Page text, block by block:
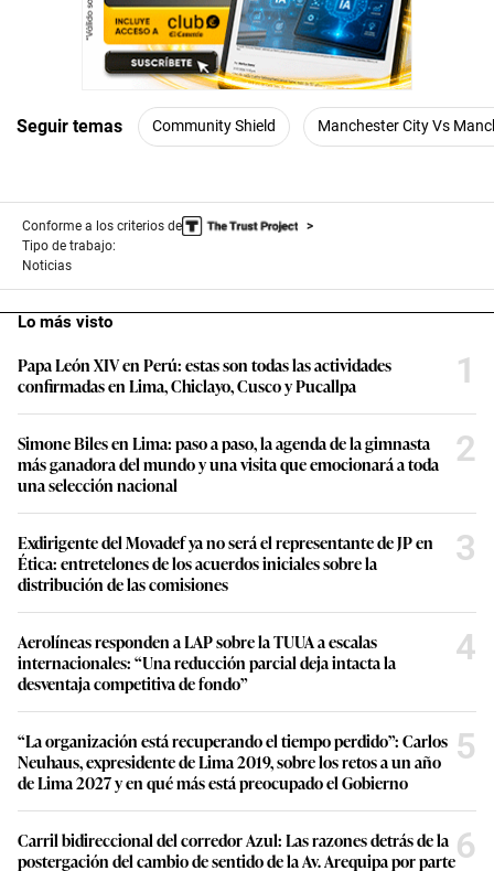
o
Seguir temas Community Shield Manchester City Vs
Conforme a los criterios de
Tipo de trabajo:
Noticias
Lo más visto
Papa León XIV en Perú: estas son todas las actividades
confirmadas en Lima, Chiclayo, Cusco y Pucallpa
1
Simone Biles en Lima: paso a paso, la agenda de la gimnasta
más ganadora del mundo y una visita que emocionará a toda
una selección nacional
2
Exdirigente del Movadef ya no será el representante de JP en
Ética: entretelones de los acuerdos iniciales sobre la
distribución de las comisiones
3
Aerolíneas responden a LAP sobre la TUUA a escalas
internacionales: “Una reducción parcial deja intacta la
desventaja competitiva de fondo”
4
“La organización está recuperando el tiempo perdido”: Carlos
Neuhaus, expresidente de Lima 2019, sobre los retos a un año
de Lima 2027 y en qué más está preocupado el Gobierno
5
Carril bidireccional del corredor Azul: Las razones detrás de la
postergación del cambio de sentido de la Av. Arequipa por parte6